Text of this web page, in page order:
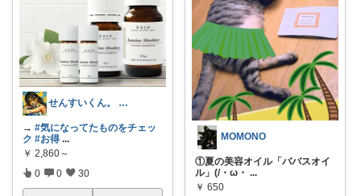
せんすいくん。 ＼情報の海へダイブ／
→ #気になってたものをチェッ
ク #お得 ...
￥ 2,860～
0 0 30
MOMONO
①夏の美容オイル「ババスオイ
ル」(/・ω・ ...
￥ 650